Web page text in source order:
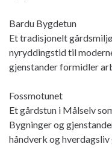
Bardu Bygdetun
Et tradisjonelt
nyryddingstid til
gjenstander formidler
Fossmotunet
Et gårdstun i Målselv
Bygninger og
håndverk og hverdagsliv